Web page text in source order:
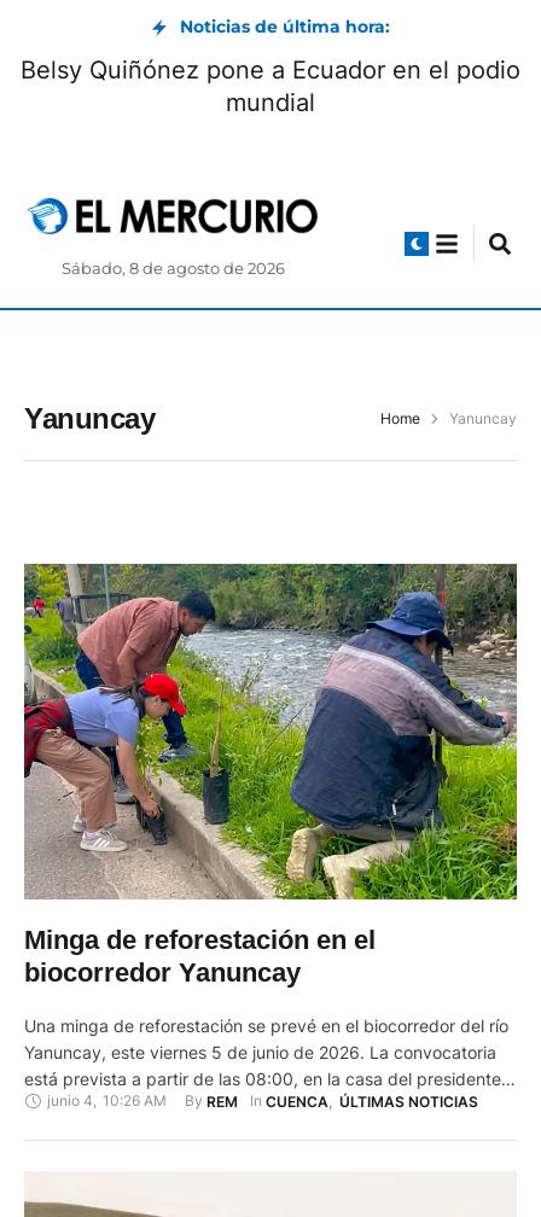
Noticias de última hora:
Belsy Quiñónez pone a Ecuador en el podio
mundial
Sábado, 8 de agosto de 2026
Yanuncay Home Yanuncay
Minga de reforestación en el
biocorredor Yanuncay
Una minga de reforestación se prevé en el biocorredor del río
Yanuncay, este viernes 5 de junio de 2026. La convocatoria
está prevista a partir de las 08:00, en la casa del presidente
de la Junta de Agua ‘Verde Llano y Pircon’. Esta actividad está
junio 4, 10:26 AM By REM In CUENCA ÚLTIMAS NOTICIAS